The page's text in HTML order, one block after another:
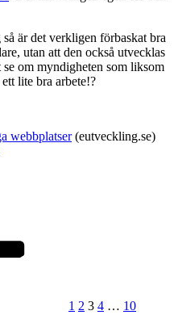
är det verkligen förbaskat bra
utan att den också utvecklas
se om myndigheten som liksom
lite bra arbete!?
webbplatser(eutveckling.se)
1 2 3 4 … 10